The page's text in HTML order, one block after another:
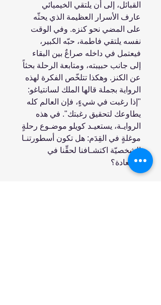
القبائل، إلى أن يلتقي الخيميائي
عارف الأسرار العظيمة الذي يحثّه
على المضي نحو كنزه. وفي الوقت
نفسه يلتقي فاطمة، حبّه الكبير،
فيعتمل في داخله صراعٌ بين البقاء
إلى جانب حبيبته، ومتابعة الرحلة بحثاً
عن الكنز. وهكذا تتلخّص الفكرة لهذه
الرواية بجملة قالها الملك لسانتياغو:
"إذا رغبت في شيءٍ، فإن العالم كله
يطاوعك لتحقيق رغبتك". في هذه
الروايـة، يستعيـد كويلو موضـوع رحلةٍ
موغلةٍ في القِدَم: هل تكون أسطورتنـا
الشخصيّة اكتشـافنا لحقِّنا في
السعادة؟